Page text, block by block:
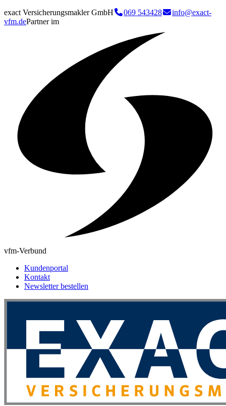
exact Versicherungsmakler GmbH 069 543428
info@exact-
vfm.dePartner im
vfm-Verbund
Kundenportal
Kontakt
Newsletter bestellen